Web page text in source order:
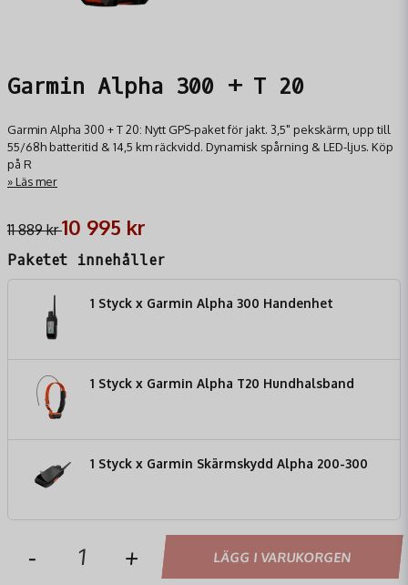
Garmin Alpha 300 + T 20
Garmin Alpha 300 + T 20: Nytt GPS-paket för jakt. 3,5" pekskärm, upp till
55/68h batteritid & 14,5 km räckvidd. Dynamisk spårning & LED-ljus. Köp
på R
Läs mer
11 889 kr10 995 kr
Paketet innehåller
1 Styck x Garmin Alpha 300 Handenhet
1 Styck x Garmin Alpha T20 Hundhalsband
1 Styck x Garmin Skärmskydd Alpha 200-300
- + LÄGG I VARUKORGEN